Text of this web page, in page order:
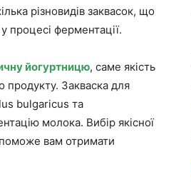
різновидів заквасок, що
процесі ферментації.
йогуртницю, саме якість
продукту. Закваска для
bulgaricus та
молока. Вибір якісної
вам отримати